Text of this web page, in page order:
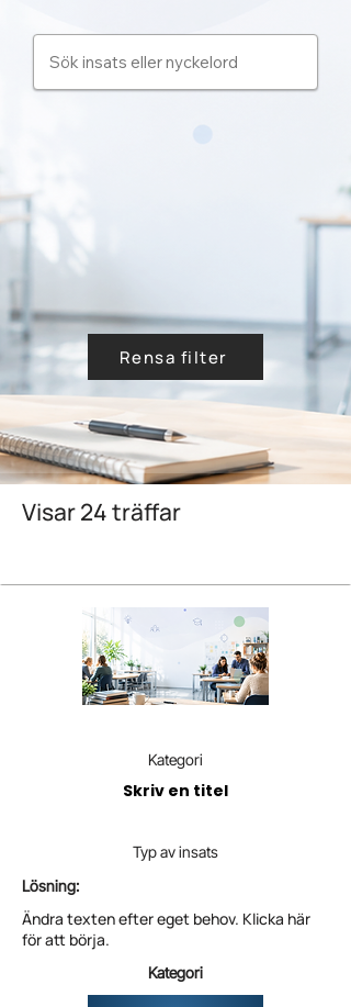
Rensa filter
Visar 24 träffar
Kategori
Skriv en titel
Typ av insats
Lösning:
Ändra texten efter eget behov. Klicka här
för att börja.
Kategori